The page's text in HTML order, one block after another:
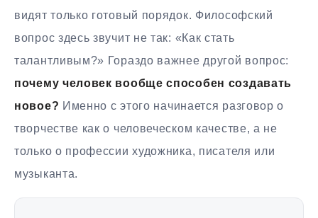
видят только готовый порядок. Философский
вопрос здесь звучит не так: «Как стать
талантливым?» Гораздо важнее другой вопрос:
почему человек вообще способен создавать
новое? Именно с этого начинается разговор о
творчестве как о человеческом качестве, а не
только о профессии художника, писателя или
музыканта.